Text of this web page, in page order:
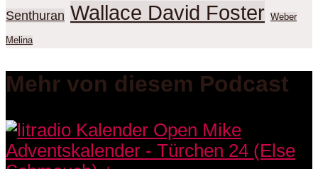
Senthuran Wallace David Foster Weber
Melina
Mehr von diesem Podcast